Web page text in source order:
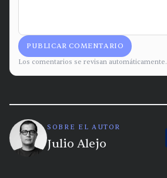
PUBLICAR COMENTARIO
Los comentarios se revisan automáticamente.
SOBRE EL AUTOR
Julio Alejo